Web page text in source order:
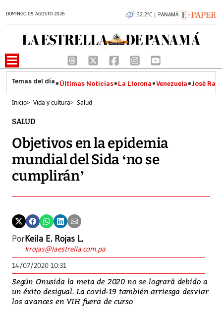
DOMINGO 09 AGOSTO 2026 32.2°C | PANAMÁ
Últimas Noticias La Llorona Venezuela José
Inicio> Vida y cultura> Salud
SALUD
Objetivos en la epidemia
mundial del Sida ‘no se
cumplirán’
PorKeila E. Rojas L.
krojas@laestrella.com.pa
14/07/2020 10:31
Según Onusida la meta de 2020 no se logrará debido a
un éxito desigual. La covid-19 también arriesga desviar
los avances en VIH fuera de curso